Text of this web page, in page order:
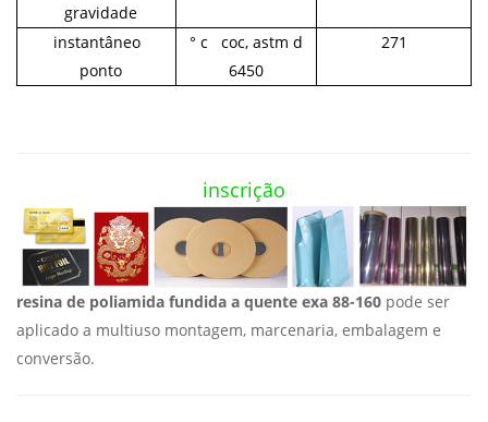
gravidade
instantâneo
ponto
° c coc, astm d
6450
271
inscrição
resina de poliamida fundida a quente exa 88-160 pode ser
aplicado a multiuso montagem, marcenaria, embalagem e
conversão.